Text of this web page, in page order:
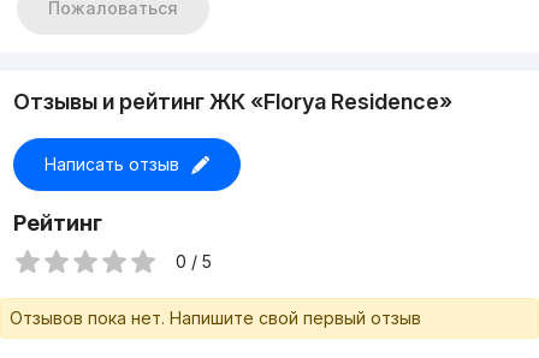
Пожаловаться
Отзывы и рейтинг ЖК «Florya Residence»
Написать отзыв
Рейтинг
0 / 5
Отзывов пока нет. Напишите свой первый отзыв